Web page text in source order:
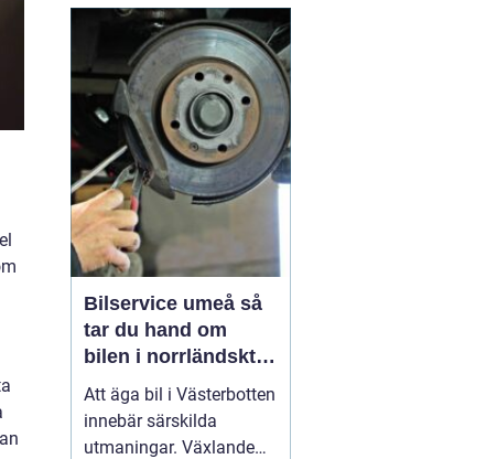
skyddar karos...
Bilservice umeå så
tar du hand om
bilen i norrländskt
klimat
Att äga bil i Västerbotten
innebär särskilda
utmaningar. Växlande